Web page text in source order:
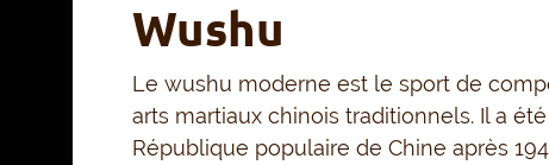
Wushu
Le wushu moderne est le sport de
arts martiaux chinois traditionnels. Il a
République populaire de Chine après